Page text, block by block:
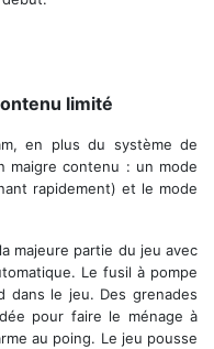
limité
en plus du système de
contenu : un mode
rapidement) et le mode
majeure partie du jeu avec
Le fusil à pompe
le jeu. Des grenades
pour faire le ménage à
au poing. Le jeu pousse